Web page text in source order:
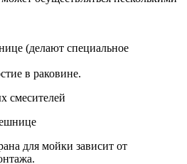
(делают специальное
в раковине.
для мойки зависит от